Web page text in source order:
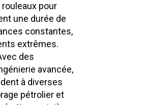
pour
une durée de
constantes,
extrêmes.
des
avancée,
à diverses
pétrolier et